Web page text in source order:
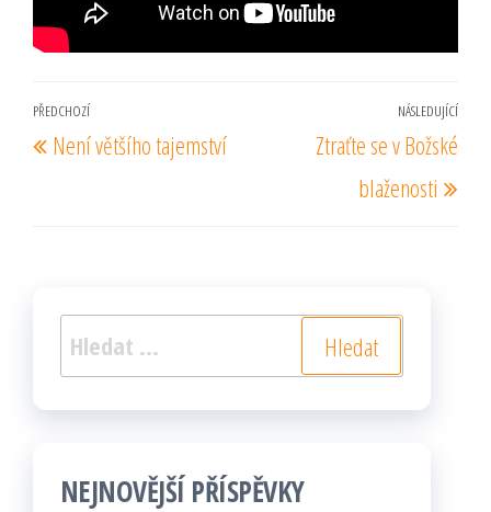
Navigace
pro
Předchozí
příspěvek
PŘEDCHOZÍ
Není většího tajemství
NÁSLEDUJÍCÍ
Ztraťte se v Božské
blaženosti
Vyhledávání
NEJNOVĚJŠÍ PŘÍSPĚVKY